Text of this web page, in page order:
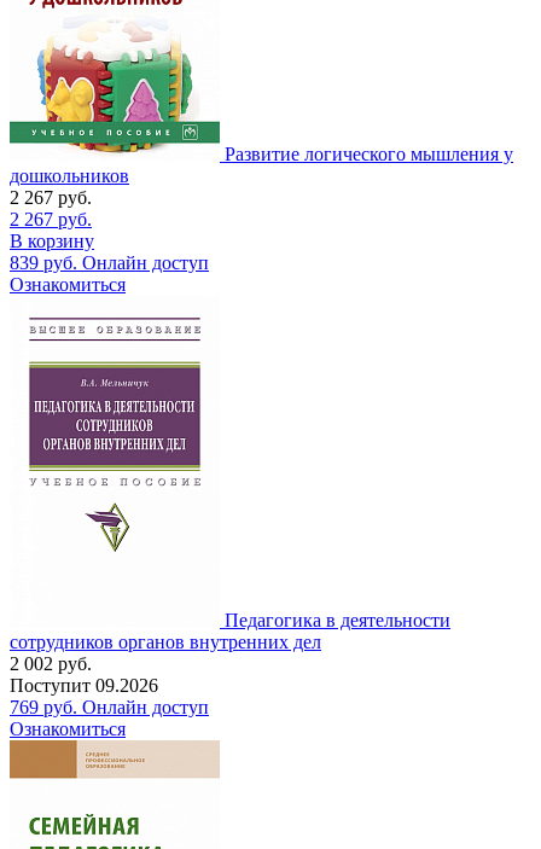
Развитие логического мышления у
дошкольников
2 267 руб.
2 267 руб.
В корзину
839 руб. Онлайн доступ
Ознакомиться
Педагогика в деятельности
сотрудников органов внутренних дел
2 002 руб.
Поступит 09.2026
769 руб. Онлайн доступ
Ознакомиться